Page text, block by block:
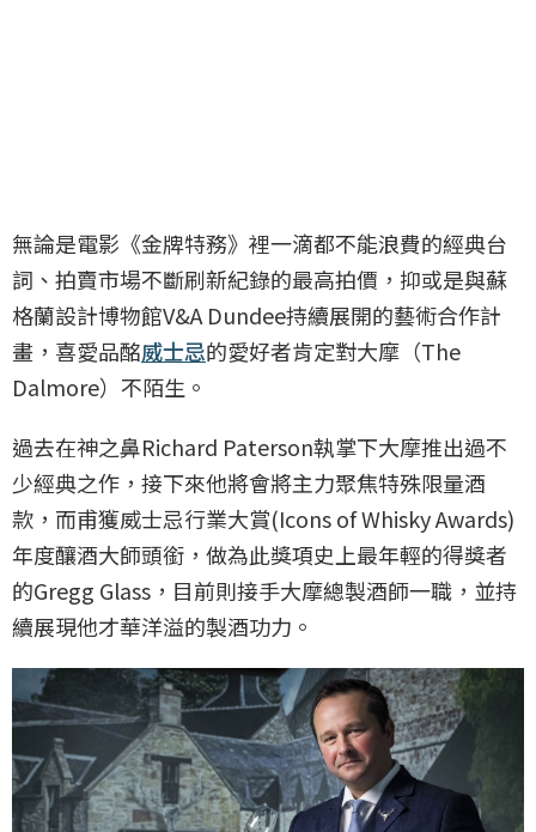
無論是電影《金牌特務》裡一滴都不能浪費的經典台
詞、拍賣市場不斷刷新紀錄的最高拍價，抑或是與蘇
格蘭設計博物館V&A Dundee持續展開的藝術合作計
畫，喜愛品酩威士忌的愛好者肯定對大摩（The
Dalmore）不陌生。
過去在神之鼻Richard Paterson執掌下大摩推出過不
少經典之作，接下來他將會將主力聚焦特殊限量酒
款，而甫獲威士忌行業大賞(Icons of Whisky Awards)
年度釀酒大師頭銜，做為此獎項史上最年輕的得獎者
的Gregg Glass，目前則接手大摩總製酒師一職，並持
續展現他才華洋溢的製酒功力。